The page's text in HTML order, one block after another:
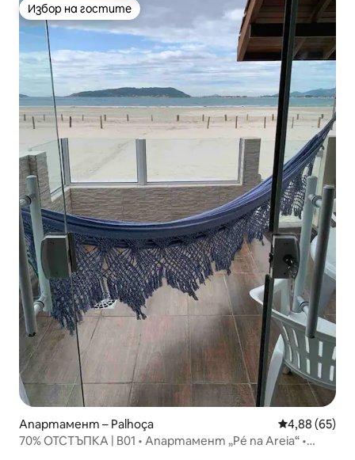
Избор на гостите
Избор на гостите
Апартамент – Palhoça Средна
4,88 (65)
70% ОТСТЪПКА | B01 • Апартамент „Pé na Areia“ •